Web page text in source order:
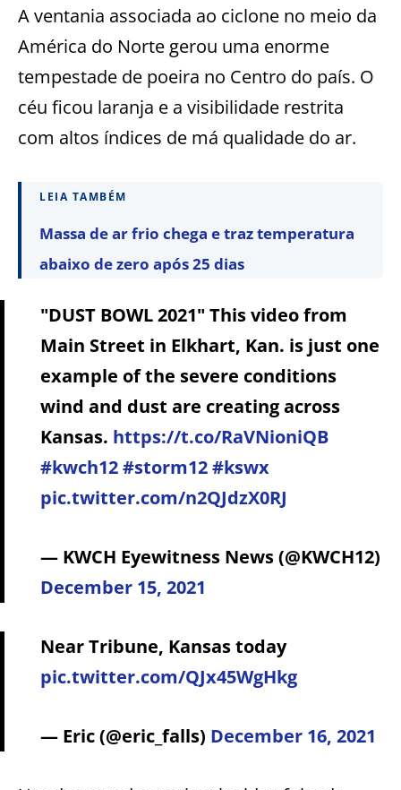
A ventania associada ao ciclone no meio da
América do Norte gerou uma enorme
tempestade de poeira no Centro do país. O
céu ficou laranja e a visibilidade restrita
com altos índices de má qualidade do ar.
LEIA TAMBÉM
Massa de ar frio chega e traz temperatura
abaixo de zero após 25 dias
"DUST BOWL 2021" This video from
Main Street in Elkhart, Kan. is just one
example of the severe conditions
wind and dust are creating across
Kansas. https://t.co/RaVNioniQB
#kwch12#storm12#kswx
pic.twitter.com/n2QJdzX0RJ
— KWCH Eyewitness News (@KWCH12)
December 15, 2021
Near Tribune, Kansas today
pic.twitter.com/QJx45WgHkg
— Eric (@eric_falls) December 16, 2021